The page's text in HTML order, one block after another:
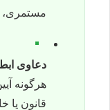
مستمری،
▪
دعاوی
هرگونه
قانون یا